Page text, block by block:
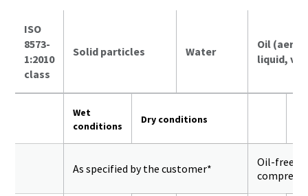
ISO
8573-
1:2010
class
Solid particles Water
Oil
liquid,
Wet
conditions
Dry conditions
As specified by the customer*
Oil-free